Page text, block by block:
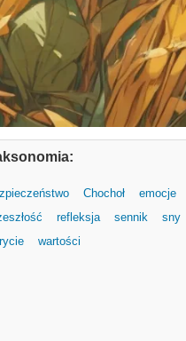
Chochoł emocje
refleksja sennik sny
wartości